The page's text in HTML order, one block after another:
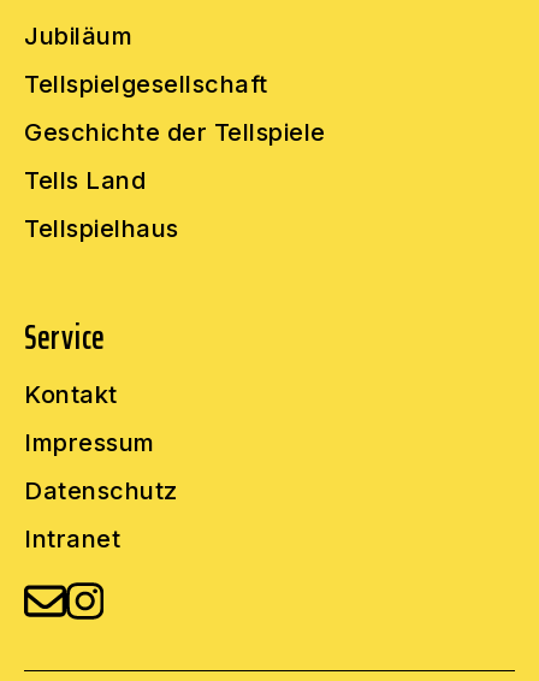
Jubiläum
Tellspielgesellschaft
Geschichte der Tellspiele
Tells Land
Tellspielhaus
Service
Kontakt
Impressum
Datenschutz
Intranet